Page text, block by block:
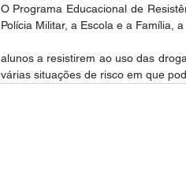
Programa Educacional de
Militar, a Escola e a Família, a
a resistirem ao uso das
situações de risco em que